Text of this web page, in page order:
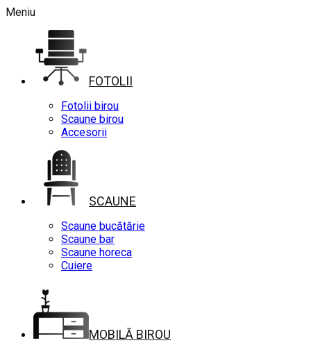
Meniu
FOTOLII
Fotolii birou
Scaune birou
Accesorii
SCAUNE
Scaune bucătărie
Scaune bar
Scaune horeca
Cuiere
MOBILĂ BIROU